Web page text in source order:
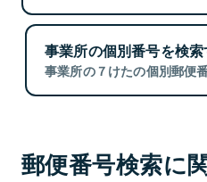
事業所の個別番号を検索
事業所の７けたの個別郵便
郵便番号検索に